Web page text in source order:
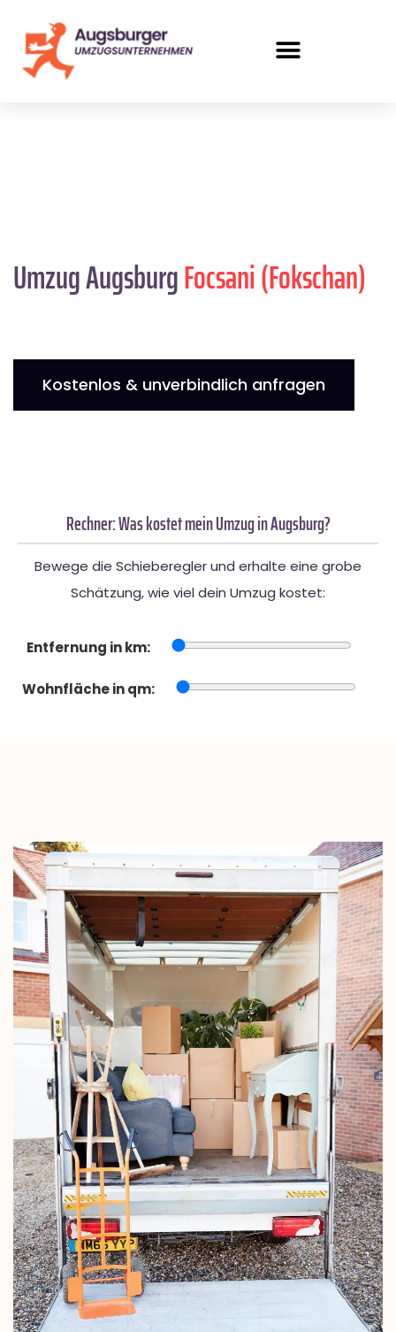
Umzug AugsburgFocsani (Fokschan)
Kostenlos & unverbindlich anfragen
Rechner: Was kostet mein Umzug in Augsburg?
Bewege die Schieberegler und erhalte eine grobe
Schätzung, wie viel dein Umzug kostet:
Entfernung in km:
Wohnfläche in qm: